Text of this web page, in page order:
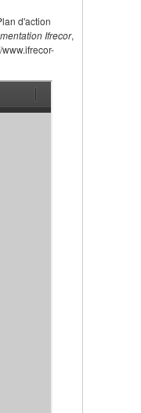
d'action
Ifrecor,